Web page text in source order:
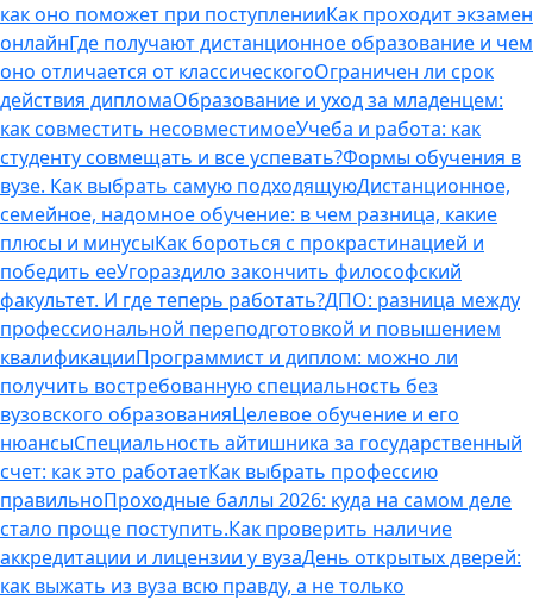
как оно поможет при поступленииКак проходит экзамен
онлайнГде получают дистанционное образование и чем
оно отличается от классическогоОграничен ли срок
действия дипломаОбразование и уход за младенцем:
как совместить несовместимоеУчеба и работа: как
студенту совмещать и все успевать?Формы обучения в
вузе. Как выбрать самую подходящуюДистанционное,
семейное, надомное обучение: в чем разница, какие
плюсы и минусыКак бороться с прокрастинацией и
победить ееУгораздило закончить философский
факультет. И где теперь работать?ДПО: разница между
профессиональной переподготовкой и повышением
квалификацииПрограммист и диплом: можно ли
получить востребованную специальность без
вузовского образованияЦелевое обучение и его
нюансыСпециальность айтишника за государственный
счет: как это работаетКак выбрать профессию
правильноПроходные баллы 2026: куда на самом деле
стало проще поступить.Как проверить наличие
аккредитации и лицензии у вузаДень открытых дверей:
как выжать из вуза всю правду, а не только